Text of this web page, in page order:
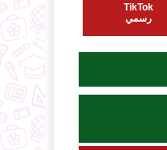
TikTok
رسمي